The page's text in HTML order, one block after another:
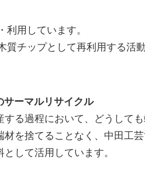
用しています。
チップとして再利用する活
ーマルリサイクル
する過程において、どうして
材を捨てることなく、中田工
して活用しています。